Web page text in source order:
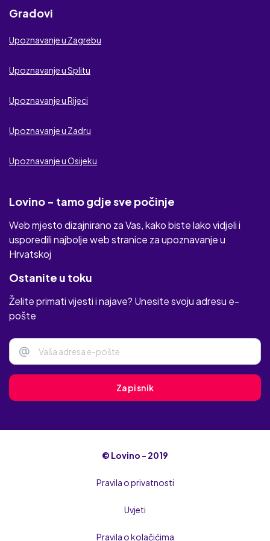
Gradovi
Upoznavanje u Zagrebu
Upoznavanje u Splitu
Upoznavanje u Rijeci
Upoznavanje u Zadru
Upoznavanje u Osijeku
Lovino - tamo gdje sve počinje
Web mjesto dizajnirano za Vas, kako biste lako vidjeli i
usporedili najbolje web stranice za upoznavanje u
Hrvatskoj
Ostanite u toku
Želite primati vijesti i najave? Unesite svoju adresu e-
pošte
@
Zapisnik
© Lovino - 2019
Pravila o privatnosti
Uvjeti
Pravila o kolačićima